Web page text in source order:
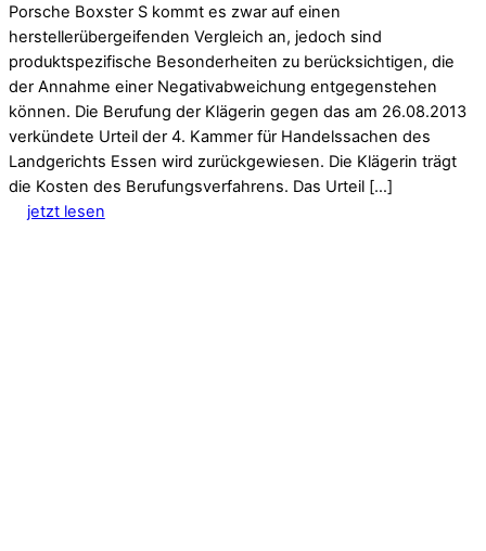
Porsche Boxster S kommt es zwar auf einen
herstellerübergeifenden Vergleich an, jedoch sind
produktspezifische Besonderheiten zu berücksichtigen, die
der Annahme einer Negativabweichung entgegenstehen
können. Die Berufung der Klägerin gegen das am 26.08.2013
verkündete Urteil der 4. Kammer für Handelssachen des
Landgerichts Essen wird zurückgewiesen. Die Klägerin trägt
die Kosten des Berufungsverfahrens. Das Urteil […]
jetzt lesen